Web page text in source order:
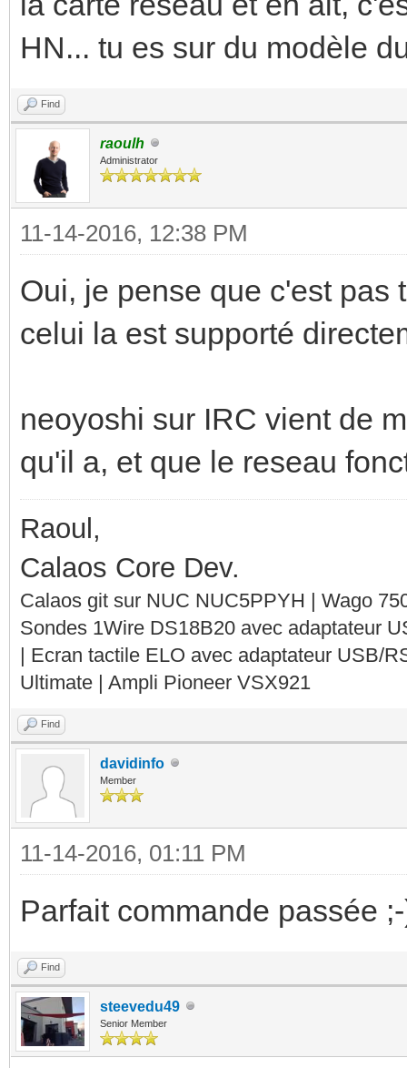
HN... tu es sur du modèle
Find
raoulh
Administrator
11-14-2016, 12:38 PM
Oui, je pense que c'est pas
celui la est supporté
neoyoshi sur IRC vient de
qu'il a, et que le reseau
Raoul,
Calaos Core Dev.
Calaos git sur NUC NUC5PPYH | Wago
Sondes 1Wire DS18B20 avec adaptateur
| Ecran tactile ELO avec adaptateur USB/
Ultimate | Ampli Pioneer VSX921
Find
davidinfo
Member
11-14-2016, 01:11 PM
Parfait commande passée
Find
steevedu49
Senior Member